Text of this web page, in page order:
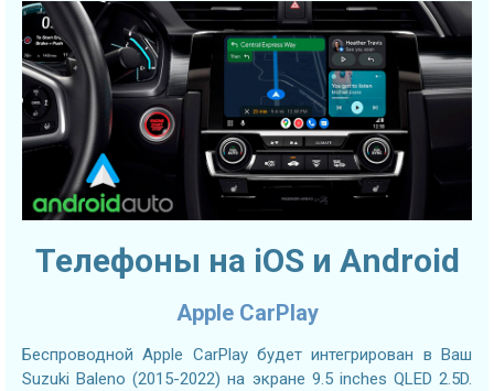
Телефоны на iOS и Android
Apple CarPlay
Беспроводной Apple CarPlay будет интегрирован в Ваш
Suzuki Baleno (2015-2022) на экране 9.5 inches QLED 2.5D.